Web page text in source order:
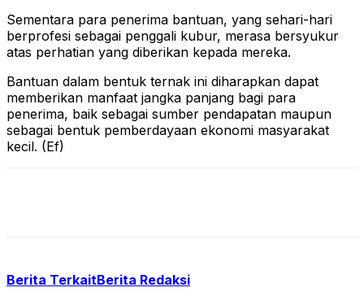
Sementara para penerima bantuan, yang sehari-hari
berprofesi sebagai penggali kubur, merasa bersyukur
atas perhatian yang diberikan kepada mereka.
Bantuan dalam bentuk ternak ini diharapkan dapat
memberikan manfaat jangka panjang bagi para
penerima, baik sebagai sumber pendapatan maupun
sebagai bentuk pemberdayaan ekonomi masyarakat
kecil. (Ef)
Berita TerkaitBerita Redaksi